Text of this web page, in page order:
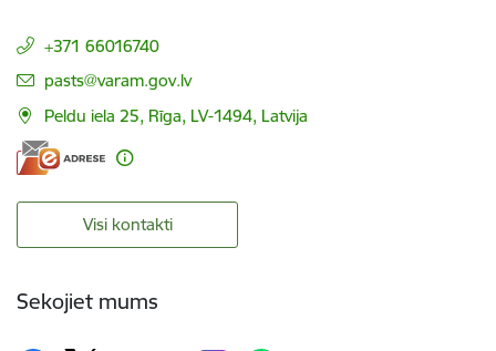
+371 66016740
E-pasts:
pasts@varam.gov.lv
Peldu iela 25, Rīga, LV-1494, Latvija
Visi kontakti
Sekojiet mums